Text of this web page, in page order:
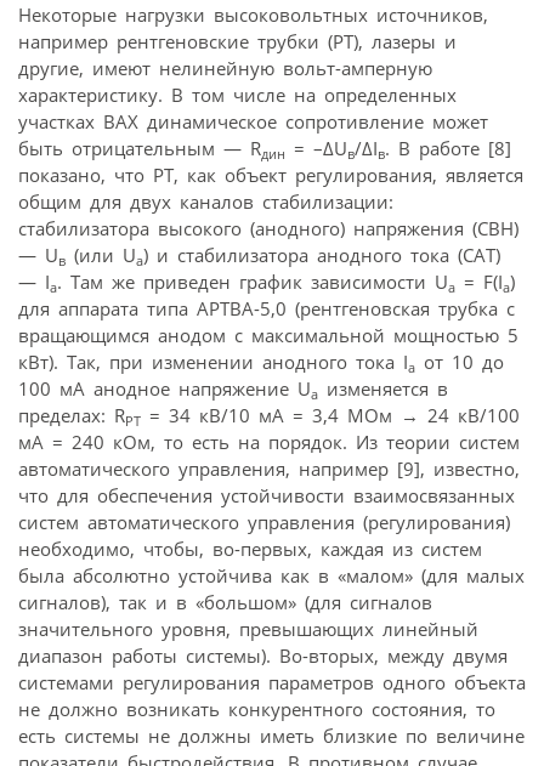
Некоторые нагрузки высоковольтных источников,
например рентгеновские трубки (РТ), лазеры и
другие, имеют нелинейную вольт-амперную
характеристику. В том числе на определенных
участках ВАХ динамическое сопротивление может
быть отрицательным — Rдин = –ΔUв/ΔIв. В работе [8]
показано, что РТ, как объект регулирования, является
общим для двух каналов стабилизации:
стабилизатора высокого (анодного) напряжения (СВН)
— Uв (или Uа) и стабилизатора анодного тока (САТ)
— Iа. Там же приведен график зависимости Uа = F(Iа)
для аппарата типа АРТВА-5,0 (рентгеновская трубка с
вращающимся анодом с максимальной мощностью 5
кВт). Так, при изменении анодного тока Iа от 10 до
100 мА анодное напряжение Uа изменяется в
пределах: RРТ = 34 кВ/10 мА = 3,4 МОм → 24 кВ/100
мА = 240 кОм, то есть на порядок. Из теории систем
автоматического управления, например [9], известно,
что для обеспечения устойчивости взаимосвязанных
систем автоматического управления (регулирования)
необходимо, чтобы, во-первых, каждая из систем
была абсолютно устойчива как в «малом» (для малых
сигналов), так и в «большом» (для сигналов
значительного уровня, превышающих линейный
диапазон работы системы). Во-вторых, между двумя
системами регулирования параметров одного объекта
не должно возникать конкурентного состояния, то
есть системы не должны иметь близкие по величине